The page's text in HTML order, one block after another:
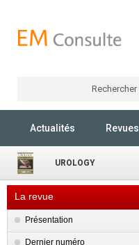
Rechercher
Actualités Revues
UROLOGY
La revue
Présentation
Dernier numéro